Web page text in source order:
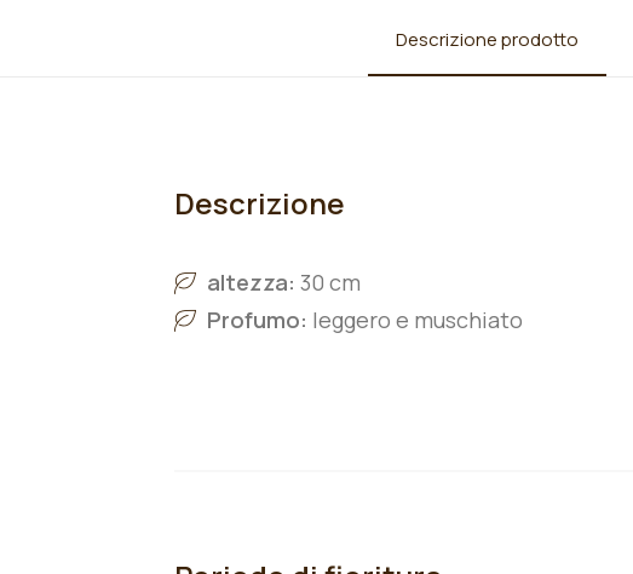
Descrizione prodotto
Descrizione
altezza: 30 cm
Profumo: leggero e muschiato